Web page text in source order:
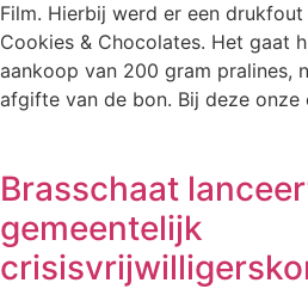
Film. Hierbij werd er een
Cookies & Chocolates. Het gaat
aankoop van 200 gram pralines,
afgifte van de bon. Bij deze onze
Brasschaat
gemeentelijk